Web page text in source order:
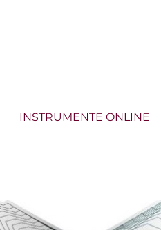
INSTRUMENTE ONLINE